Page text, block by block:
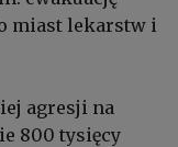
miast lekarstw i
agresji na
800 tysięcy